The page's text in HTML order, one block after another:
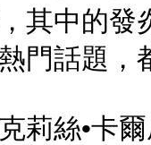
其中的發
門話題，
絲•卡爾